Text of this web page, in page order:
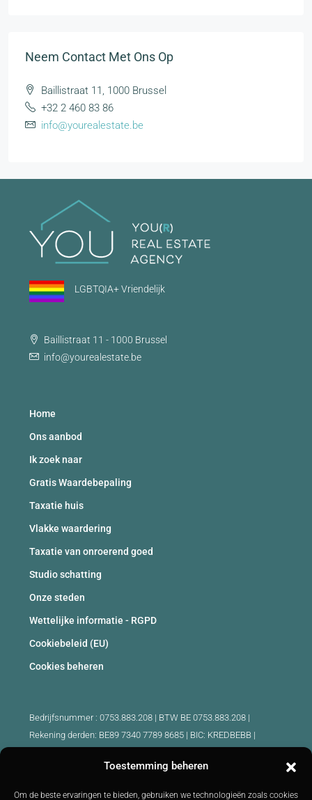
Toestemming beheren
Om de beste ervaringen te bieden, gebruiken we technologieën zoals cookies
Neem Contact Met Ons Op
Baillistraat 11, 1000 Brussel
+32 2 460 83 86
info@yourealestate.be
LGBTQIA+ Vriendelijk
Baillistraat 11 - 1000 Brussel
info@yourealestate.be
Home
Ons aanbod
Ik zoek naar
Gratis Waardebepaling
Taxatie huis
Vlakke waardering
Taxatie van onroerend goed
Studio schatting
Onze steden
Wettelijke informatie - RGPD
Cookiebeleid (EU)
Cookies beheren
Bedrijfsnummer : 0753.883.208 | BTW BE 0753.883.208 |
Rekening derden: BE89 7340 7789 8685 | BIC: KREDBEBB |